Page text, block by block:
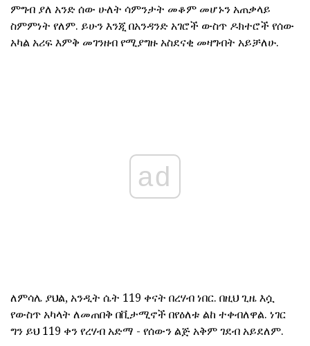
ምግብ ያለ አንድ ሰው ሁለት ሳምንታት መቆም መሆኑን አጠቃላይ
ስምምነት የለም. ይሁን እንጂ በአንዳንድ አገሮች ውስጥ ዶክተሮች የሰው
አካል አሪፍ እምቅ መገንዘብ የሚያግዙ አስደናቂ መዛግብት አይቻለሁ.
ad
ለምሳሌ ያህል, አንዲት ሴት 119 ቀናት በረሃብ ነበር. በዚህ ጊዜ እሷ
የውስጥ አካላት ለመጠበቅ በቪታሚኖች በየዕለቱ ልከ ተቀብለዋል. ነገር
ግን ይህ 119 ቀን የረሃብ አድማ - የሰውን ልጅ አቅም ገደብ አይደለም.